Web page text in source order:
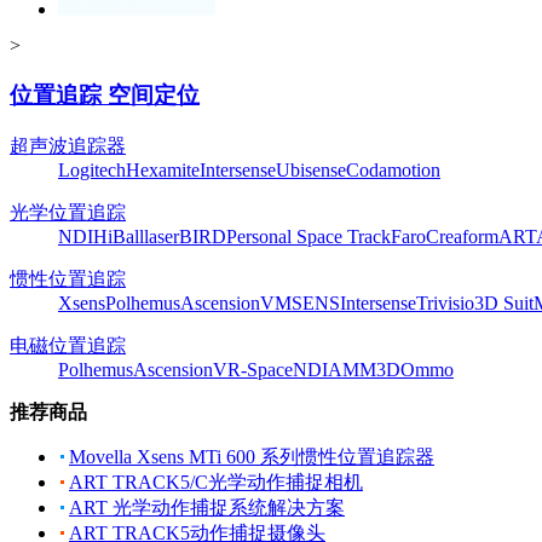
>
位置追踪 空间定位
超声波追踪器
LogitechHexamiteIntersenseUbisenseCodamotion
光学位置追踪
NDIHiBalllaserBIRDPersonal Space TrackFaroCreaformART
惯性位置追踪
XsensPolhemusAscensionVMSENSIntersenseTrivisio3D Suit
电磁位置追踪
PolhemusAscensionVR-SpaceNDIAMM3DOmmo
推荐商品
Movella Xsens MTi 600 系列惯性位置追踪器
ART TRACK5/C光学动作捕捉相机
ART 光学动作捕捉系统解决方案
ART TRACK5动作捕捉摄像头